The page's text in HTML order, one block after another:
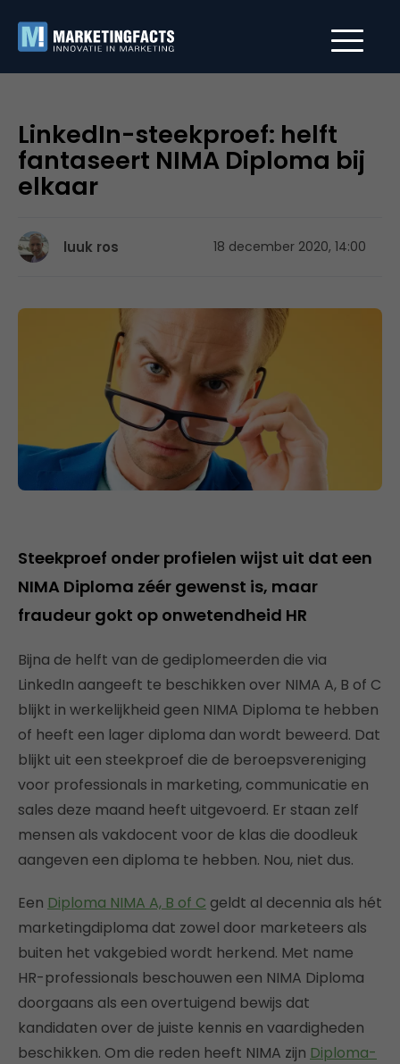
LinkedIn-steekproef: helft
fantaseert NIMA Diploma bij
elkaar
luuk ros 18 december 2020, 14:00
Steekproef onder profielen wijst uit dat een
NIMA Diploma zéér gewenst is, maar
fraudeur gokt op onwetendheid HR
Bijna de helft van de gediplomeerden die via
LinkedIn aangeeft te beschikken over NIMA A, B of C
blijkt in werkelijkheid geen NIMA Diploma te hebben
of heeft een lager diploma dan wordt beweerd. Dat
blijkt uit een steekproef die de beroepsvereniging
voor professionals in marketing, communicatie en
sales deze maand heeft uitgevoerd. Er staan zelf
mensen als vakdocent voor de klas die doodleuk
aangeven een diploma te hebben. Nou, niet dus.
Een Diploma NIMA A, B of C geldt al decennia als hét
marketingdiploma dat zowel door marketeers als
buiten het vakgebied wordt herkend. Met name
HR-professionals beschouwen een NIMA Diploma
doorgaans als een overtuigend bewijs dat
kandidaten over de juiste kennis en vaardigheden
beschikken. Om die reden heeft NIMA zijn Diploma-